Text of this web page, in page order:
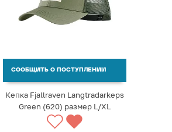
СООБЩИТЬ О ПОСТУПЛЕНИИ
Кепка Fjallraven Langtradarkeps
Green (620) размер L/XL